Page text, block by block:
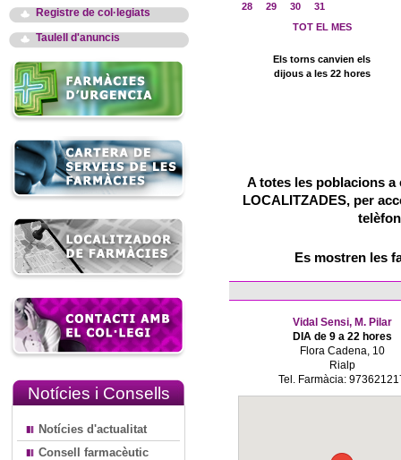
Registre de col·legiats
Taulell d'anuncis
Notícies i Consells
Notícies d'actualitat
Consell farmacèutic
28
29 30
31
TOT EL MES
Els torns canvien els
dijous a les 22 hores
A totes les poblacions a
LOCALITZADES, per
Es mostren les
Vidal Sensi, M. Pilar
DIA de 9 a 22 hores
Flora Cadena, 10
Rialp
Tel. Farmàcia: